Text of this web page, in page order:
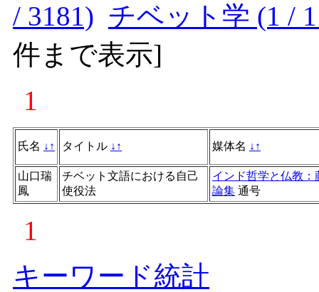
/ 3181) チベット学 (1 /
件まで表示]
1
氏名 ↓ ↑ タイトル ↓ ↑ 媒体名 ↓ ↑
山口瑞
鳳
チベット文語における自己
使役法
インド哲学と仏教
論集 通号
1
キーワード統計